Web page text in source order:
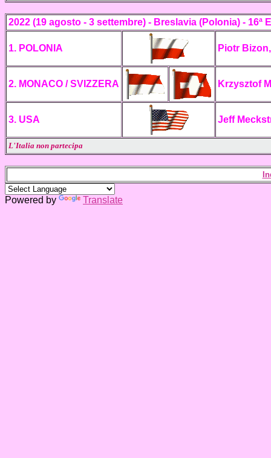
2022 (19 agosto - 3 settembre) - Breslavia (Polonia) - 16ª
1. POLONIA Piotr
2. MONACO / SVIZZERA Krzysztof
3. USA Jeff
L'Italia non partecipa
Powered by Translate